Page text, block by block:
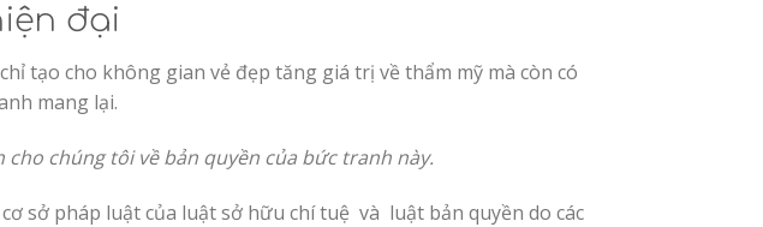
đại
tạo cho không gian vẻ đẹp tăng giá trị về thẩm mỹ mà còn có
mang lại.
chúng tôi về bản quyền của bức tranh này.
sở pháp luật của luật sở hữu chí tuệ và luật bản quyền do các